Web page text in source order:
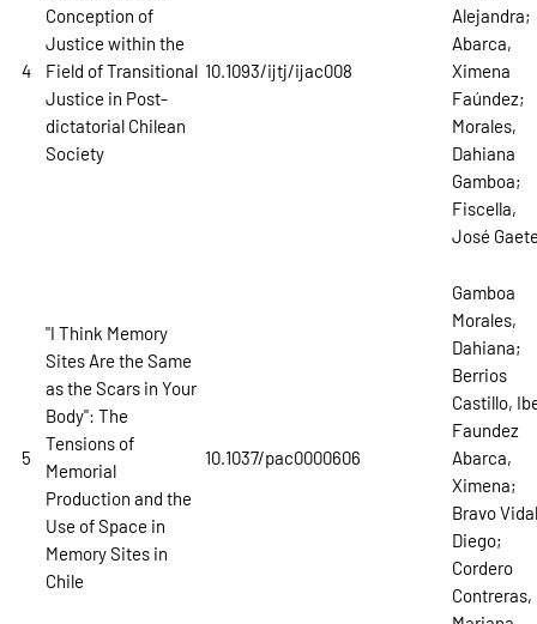
4
Conception of
Justice within the
Field of Transitional
Justice in Post-
dictatorial Chilean
Society
10.1093/ijtj/ijac008
Alejandra;
Abarca,
Ximena
Faúndez;
Morales,
Dahiana
Gamboa;
Fiscella,
José
5
"I Think Memory
Sites Are the Same
as the Scars in Your
Body": The
Tensions of
Memorial
Production and the
Use of Space in
Memory Sites in
Chile
10.1037/pac0000606
Gamboa
Morales,
Dahiana;
Berrios
Castillo,
Faundez
Abarca,
Ximena;
Bravo
Diego;
Cordero
Contreras,